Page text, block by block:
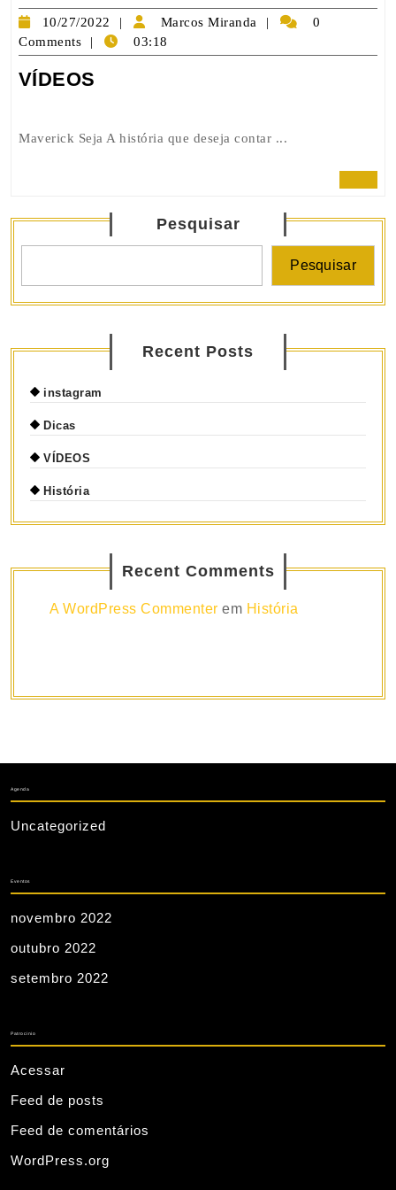
10/27/2022 10/27/2022
Marcos Miranda
Marcos
0
Comments
03:18
VÍDEOS
Maverick Seja A história que deseja contar ...
Pesquisar
Pesquisar
Recent Posts
instagram
Dicas
VÍDEOS
História
Recent Comments
A WordPress Commenter em História
Agenda
Uncategorized
Eventos
novembro 2022
outubro 2022
setembro 2022
Patrocinio
Acessar
Feed de posts
Feed de comentários
WordPress.org